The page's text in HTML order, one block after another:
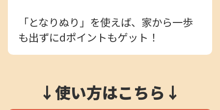
「となりぬり」を使えば、家から一歩
も出ずにdポイントもゲット！
↓使い方はこちら↓